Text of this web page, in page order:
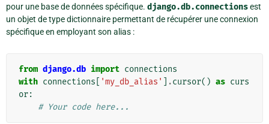
pour une base de données spécifique. django.db.connectionsest
un objet de type dictionnaire permettant de récupérer une connexion
spécifique en employant son alias :
from django.db import connections
with connections 'my_db_alias' .cursor() as curs
or:
# Your code here...